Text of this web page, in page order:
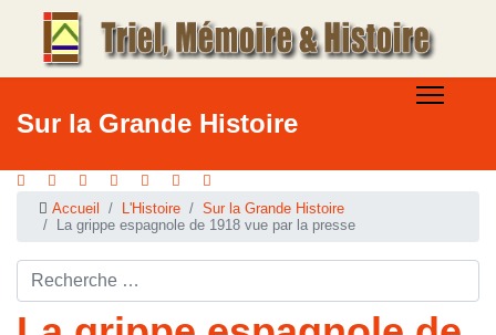
Sur la Grande Histoire
Accueil L'Histoire
Sur la Grande Histoire
La grippe espagnole de 1918 vue par la presse
Rechercher ...